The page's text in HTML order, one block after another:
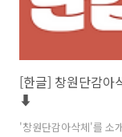
[한글] 창원단감아
⬇︎
'창원단감아삭체'를 소